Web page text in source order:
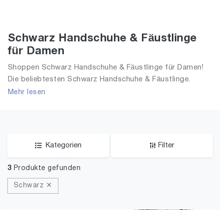
Schwarz Handschuhe & Fäustlinge
für Damen
Shoppen Schwarz Handschuhe & Fäustlinge für Damen!
Die beliebtesten Schwarz Handschuhe & Fäustlinge.
Große Auswahl an Schwarz Handschuhe & Fäustlinge und
Mehr lesen
Kategorien Filter
3 Produkte gefunden
Schwarz ✕